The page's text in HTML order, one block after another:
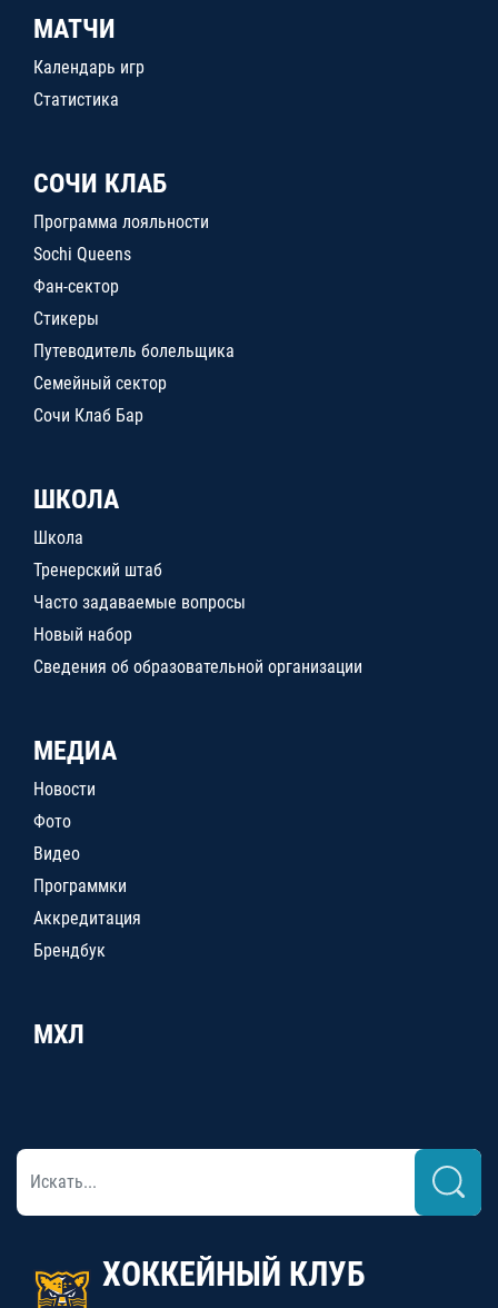
МАТЧИ
Календарь игр
Статистика
СОЧИ КЛАБ
Программа лояльности
Sochi Queens
Фан-сектор
Стикеры
Путеводитель болельщика
Семейный сектор
Сочи Клаб Бар
ШКОЛА
Школа
Тренерский штаб
Часто задаваемые вопросы
Новый набор
Сведения об образовательной организации
МЕДИА
Новости
Фото
Видео
Программки
Аккредитация
Брендбук
МХЛ
ХОККЕЙНЫЙ КЛУБ